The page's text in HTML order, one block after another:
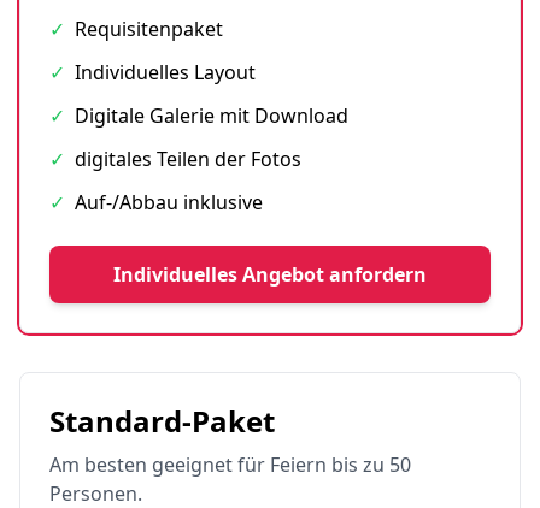
✓ Requisitenpaket
✓ Individuelles Layout
✓ Digitale Galerie mit Download
✓ digitales Teilen der Fotos
✓ Auf-/Abbau inklusive
Individuelles Angebot anfordern
Standard-Paket
Am besten geeignet für Feiern bis zu 50
Personen.